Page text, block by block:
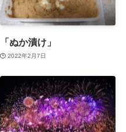
「ぬか漬け」
2022年2月7日